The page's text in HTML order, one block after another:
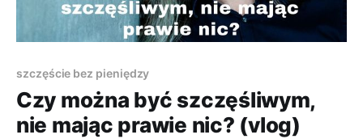
szczęście bez pieniędzy
Czy można być szczęśliwym,
nie mając prawie nic? (vlog)